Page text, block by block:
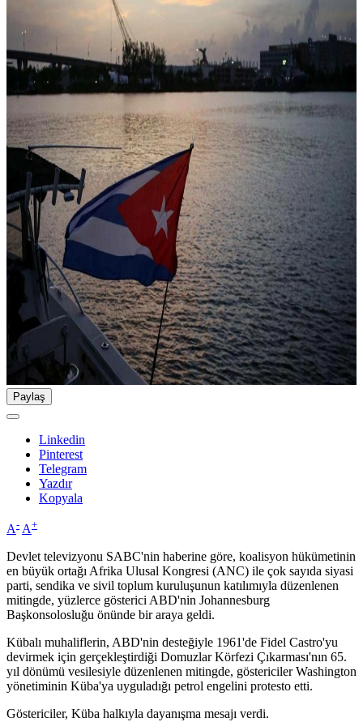
Paylaş
Linkedin
Pinterest
Telegram
Yazdır
Kopyala
A- A+
Devlet televizyonu SABC'nin haberine göre, koalisyon hükümetinin
en büyük ortağı Afrika Ulusal Kongresi (ANC) ile çok sayıda siyasi
parti, sendika ve sivil toplum kuruluşunun katılımıyla düzenlenen
mitingde, yüzlerce gösterici ABD'nin Johannesburg
Başkonsolosluğu önünde bir araya geldi.
Kübalı muhaliflerin, ABD'nin desteğiyle 1961'de Fidel Castro'yu
devirmek için gerçekleştirdiği Domuzlar Körfezi Çıkarması'nın 65.
yıl dönümü vesilesiyle düzenlenen mitingde, göstericiler Washington
yönetiminin Küba'ya uyguladığı petrol engelini protesto etti.
Göstericiler, Küba halkıyla dayanışma mesajı verdi.